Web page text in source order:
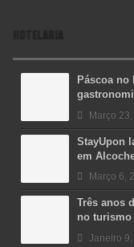
HOTELARIA
Páscoa no
Março
StayUpon
em
Março 6,
Três anos
no
Janeiro